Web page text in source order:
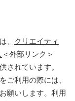
、
クリエイティ
＜外部リンク＞
されています。
ご利用の際には、
願いします。利用